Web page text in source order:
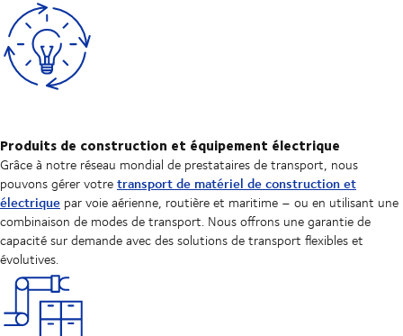
Produits de construction et équipement électrique
Grâce à notre réseau mondial de prestataires de transport, nous
pouvons gérer votretransport de matériel de construction et
électrique par voie aérienne, routière et maritime – ou en utilisant une
combinaison de modes de transport. Nous offrons une garantie de
capacité sur demande avec des solutions de transport flexibles et
évolutives.